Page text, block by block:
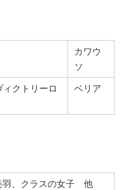
カワウ
ソ
クトリーロ
ベリア
羽、クラスの女子 他